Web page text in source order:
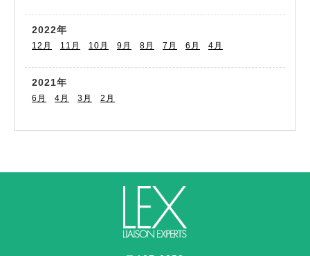
2022年
12月 11月 10月 9月 8月 7月 6月 4月
2021年
6月 4月 3月 2月